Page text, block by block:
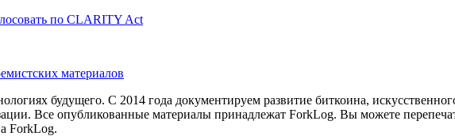
по CLARITY Act
материалов
будущего. С 2014 года документируем развитие биткоина,
Все опубликованные материалы принадлежат ForkLog. Вы можете
ForkLog.